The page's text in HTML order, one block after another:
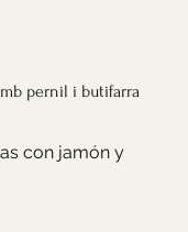
pernil i butifarra
con jamón y